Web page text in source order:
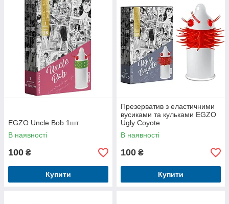
EGZO Uncle Bob 1шт
В наявності
100 ₴
Купити
Презерватив з еластичними
вусиками та кульками EGZO
Ugly Coyote
В наявності
100 ₴
Купити